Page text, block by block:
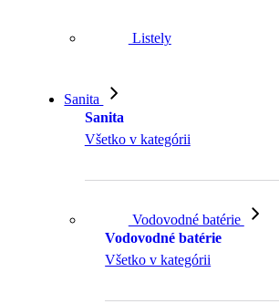
Listely
Sanita
Sanita
Všetko v kategórii
Vodovodné batérie
Vodovodné batérie
Všetko v kategórii